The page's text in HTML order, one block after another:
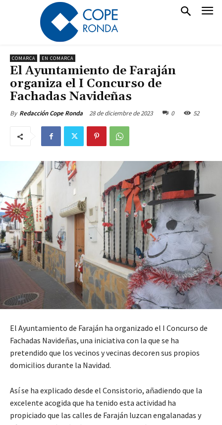
COMARCA EN COMARCA
El Ayuntamiento de Faraján
organiza el I Concurso de
Fachadas Navideñas
By Redacción Cope Ronda 28 de diciembre de 2023 0 52
El Ayuntamiento de Faraján ha organizado el I Concurso de
Fachadas Navideñas, una iniciativa con la que se ha
pretendido que los vecinos y vecinas decoren sus propios
domicilios durante la Navidad.
Así se ha explicado desde el Consistorio, añadiendo que la
excelente acogida que ha tenido esta actividad ha
propiciado que las calles de Faraján luzcan engalanadas y